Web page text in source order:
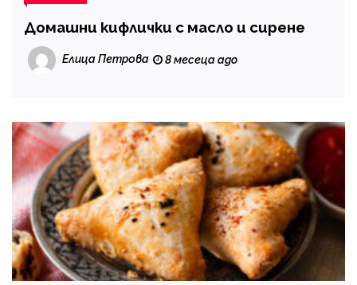
Домашни кифлички с масло и сирене
Елица Петрова 8 месеца ago